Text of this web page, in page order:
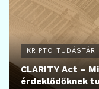
KRIPTO TUDÁSTÁR
CLARITY Act –
érdeklődőknek